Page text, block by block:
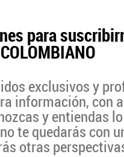
para
COLOMBIANO
exclusivos y
información, con
y entiendas
te quedarás con
otras